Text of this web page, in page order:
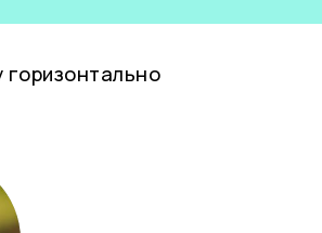
горизонтально